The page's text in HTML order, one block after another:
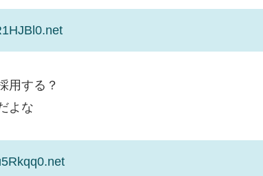
用する？
よな